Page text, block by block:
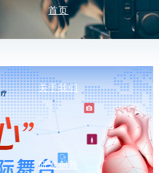
首页
关于我们
研发创新